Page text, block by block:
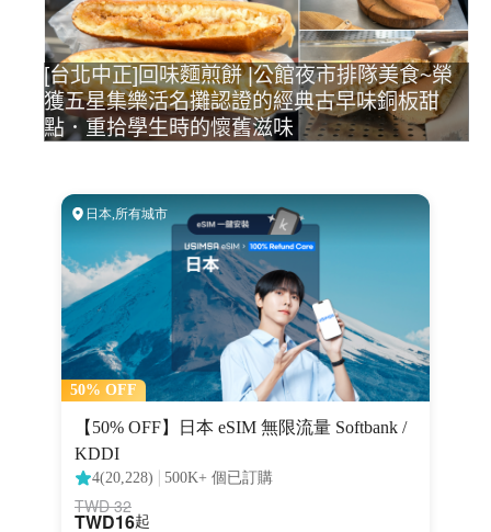
[台北中正]回味麵煎餅 |公館夜市排隊美食~榮
獲五星集樂活名攤認證的經典古早味銅板甜
點．重拾學生時的懷舊滋味